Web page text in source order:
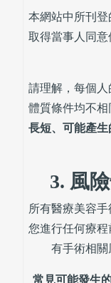
本網站中所刊登
取得當事人同
請理解，每個
體質條件均不相
長短、可能產
3. 風
所有醫療美容
您進行任何療
有手術相關
常見可能發生